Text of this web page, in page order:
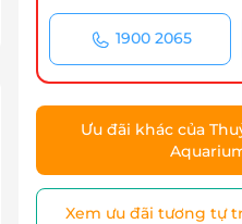
1900 2065
Ưu đãi khác của
Xem ưu đãi tương tự